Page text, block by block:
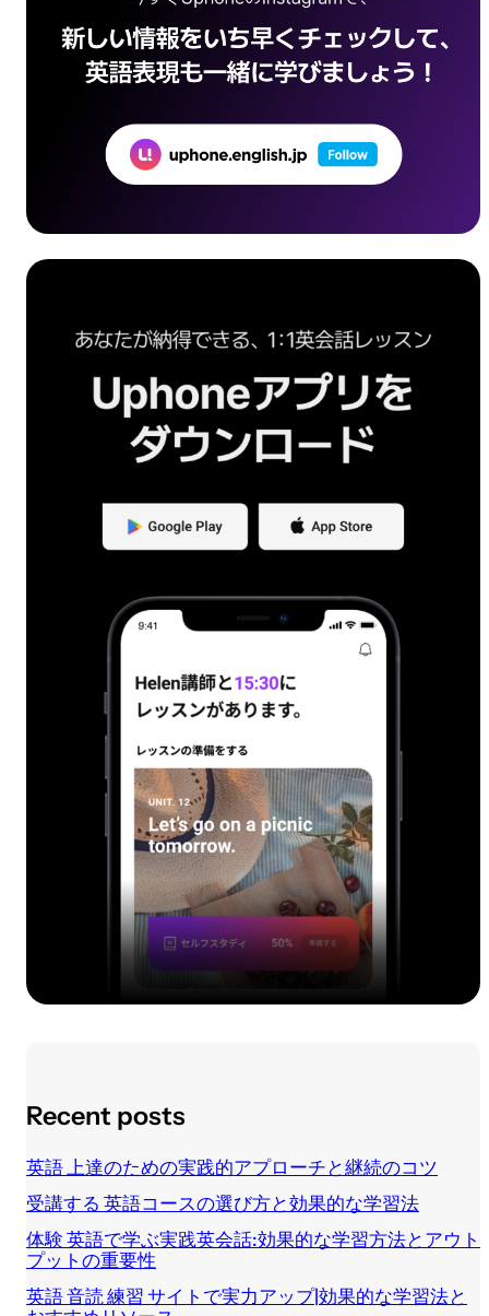
Recent posts
英語 上達のための実践的アプローチと継続のコツ
受講する 英語コースの選び方と効果的な学習法
体験 英語で学ぶ実践英会話:効果的な学習方法とアウト
プットの重要性
英語 音読 練習 サイトで実力アップ|効果的な学習法と